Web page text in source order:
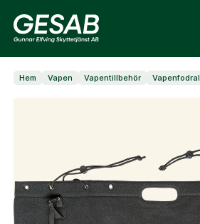
Ammunition
Jaktkläder & skor
Hem Vapen Vapentillbehör Vapenfodral